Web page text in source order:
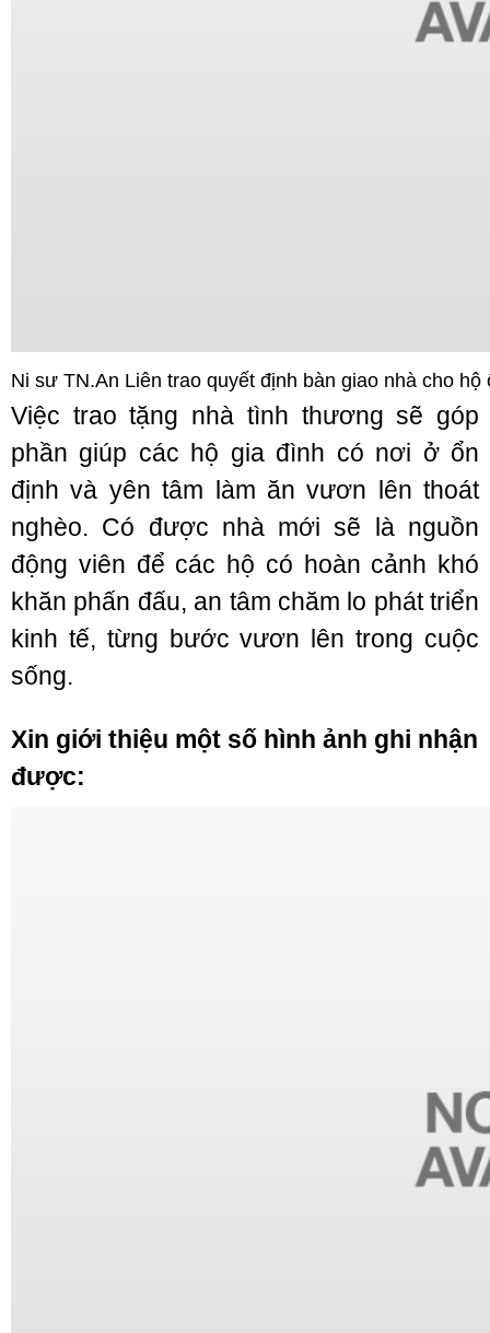
Ni sư TN.An Liên trao quyết định bàn giao nhà cho hộ
Việc trao tặng nhà tình thương sẽ góp
phần giúp các hộ gia đình có nơi ở ổn
định và yên tâm làm ăn vươn lên thoát
nghèo. Có được nhà mới sẽ là nguồn
động viên để các hộ có hoàn cảnh khó
khăn phấn đấu, an tâm chăm lo phát triển
kinh tế, từng bước vươn lên trong cuộc
sống.
Xin giới thiệu một số hình ảnh ghi nhận
được: